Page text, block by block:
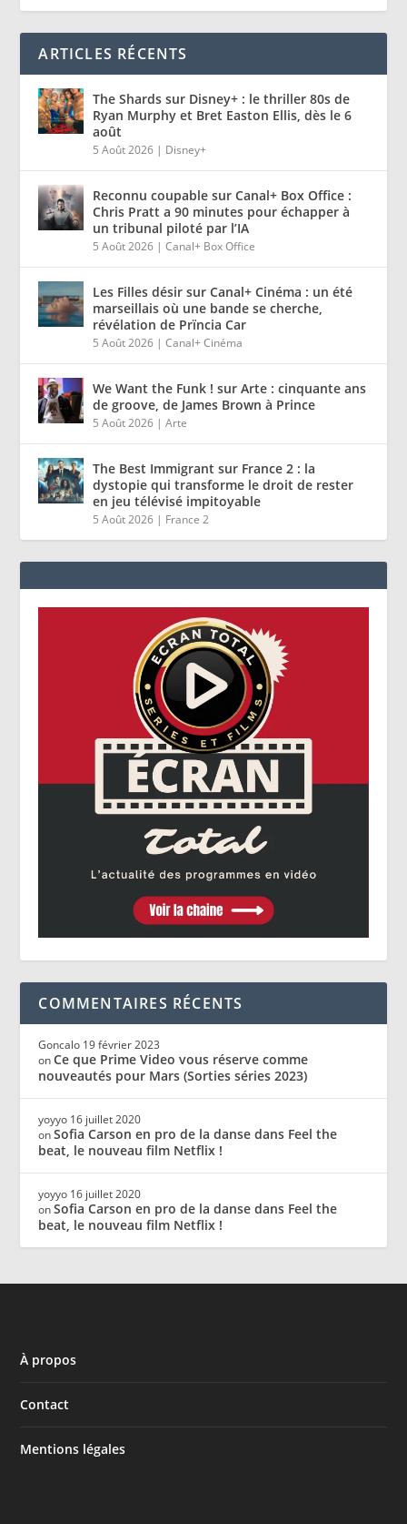
ARTICLES RÉCENTS
The Shards sur Disney+ : le thriller 80s de
Ryan Murphy et Bret Easton Ellis, dès le 6
août
5 Août 2026 | Disney+
Reconnu coupable sur Canal+ Box Office :
Chris Pratt a 90 minutes pour échapper à
un tribunal piloté par l’IA
5 Août 2026 |Canal+ Box Office
Les Filles désir sur Canal+ Cinéma : un été
marseillais où une bande se cherche,
révélation de Prïncia Car
5 Août 2026 |Canal+ Cinéma
We Want the Funk ! sur Arte : cinquante ans
de groove, de James Brown à Prince
5 Août 2026 |Arte
The Best Immigrant sur France 2 : la
dystopie qui transforme le droit de rester
en jeu télévisé impitoyable
5 Août 2026 | France 2
COMMENTAIRES RÉCENTS
Goncalo 19 février 2023
onCe que Prime Video vous réserve comme
nouveautés pour Mars (Sorties séries 2023)
yoyyo 16 juillet 2020
onSofia Carson en pro de la danse dans Feel the
beat, le nouveau film Netflix !
yoyyo 16 juillet 2020
onSofia Carson en pro de la danse dans Feel the
beat, le nouveau film Netflix !
À propos
Contact
Mentions légales